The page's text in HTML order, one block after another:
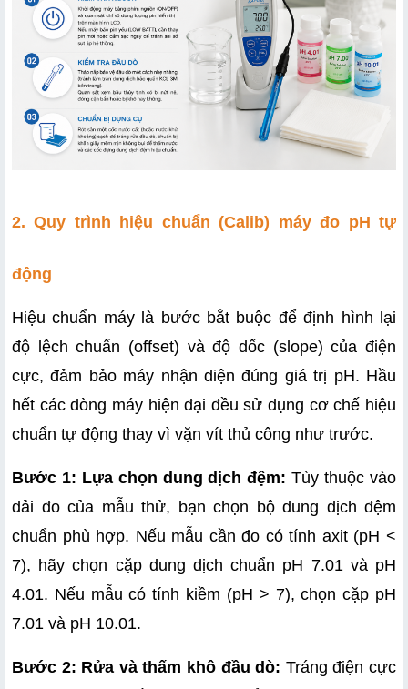
2. Quy trình hiệu chuẩn (Calib) máy đo pH tự
động
Hiệu chuẩn máy là bước bắt buộc để định hình lại
độ lệch chuẩn (offset) và độ dốc (slope) của điện
cực, đảm bảo máy nhận diện đúng giá trị pH. Hầu
hết các dòng máy hiện đại đều sử dụng cơ chế hiệu
chuẩn tự động thay vì vặn vít thủ công như trước.
Bước 1: Lựa chọn dung dịch đệm: Tùy thuộc vào
dải đo của mẫu thử, bạn chọn bộ dung dịch đệm
chuẩn phù hợp. Nếu mẫu cần đo có tính axit (pH <
7), hãy chọn cặp dung dịch chuẩn pH 7.01 và pH
4.01. Nếu mẫu có tính kiềm (pH > 7), chọn cặp pH
7.01 và pH 10.01.
Bước 2: Rửa và thấm khô đầu dò: Tráng điện cực